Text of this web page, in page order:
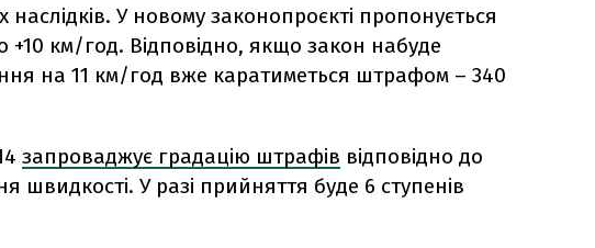
У новому законопроєкті пропонується
+10 км/год. Відповідно, якщо закон набуде
на 11 км/год вже каратиметься штрафом – 340
запроваджує градацію штрафів відповідно до
швидкості. У разі прийняття буде 6 ступенів